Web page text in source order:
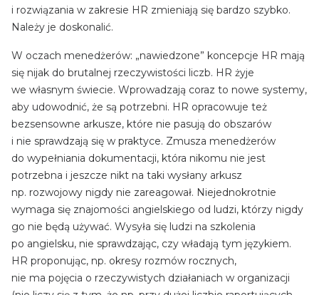
i rozwiązania w zakresie HR zmieniają się bardzo szybko.
Należy je doskonalić.
W oczach menedżerów: „nawiedzone” koncepcje HR mają
się nijak do brutalnej rzeczywistości liczb. HR żyje
we własnym świecie. Wprowadzają coraz to nowe systemy,
aby udowodnić, że są potrzebni. HR opracowuje też
bezsensowne arkusze, które nie pasują do obszarów
i nie sprawdzają się w praktyce. Zmusza menedżerów
do wypełniania dokumentacji, która nikomu nie jest
potrzebna i jeszcze nikt na taki wysłany arkusz
np. rozwojowy nigdy nie zareagował. Niejednokrotnie
wymaga się znajomości angielskiego od ludzi, którzy nigdy
go nie będą używać. Wysyła się ludzi na szkolenia
po angielsku, nie sprawdzając, czy władają tym językiem.
HR proponując, np. okresy rozmów rocznych,
nie ma pojęcia o rzeczywistych działaniach w organizacji